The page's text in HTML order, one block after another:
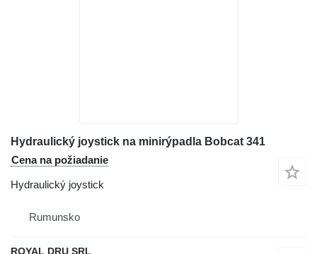
Hydraulický joystick na minirýpadla Bobcat 341
Cena na požiadanie
Hydraulický joystick
Rumunsko
ROYAL DRU SRL